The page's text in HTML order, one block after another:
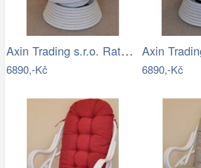
Axin Trading s.r.o. Ratanové houpací…
6890,-Kč 6890,-Kč